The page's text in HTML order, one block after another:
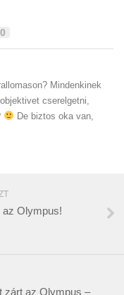
0
Mindenkinek
cserelgetni,
De biztos oka van,
Olympus!
zárt az Olympus –